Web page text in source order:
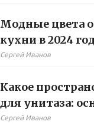
Модные цвета
кухни в 2024
Сергей Иванов
Какое
для унитаза:
требования и
Сергей Иванов